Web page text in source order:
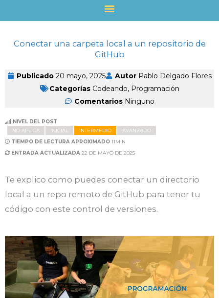
al
Conectar una carpeta local a un repositorio de
GitHub
Publicado 20 mayo, 2025 Autor Pablo Delgado Flores
Categorías Codeando, Programación
ComentariosNinguno
NIVEL DEL POST
NO APLICA
INICIAL INTERMEDIO
AVANZADO
TIEMPO DE LECTURA APROXIMADO 11MIN
ENTRADA ACTUALIZADA 22 DE MAYO DE 2025
Te explico como puedes conectar un directorio
local a un repo remoto de GitHub para tener tu
código con este control de versiones.